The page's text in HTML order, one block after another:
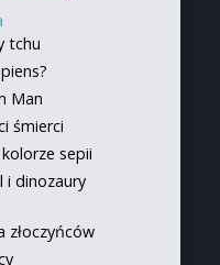
tchu
Man
śmierci
sepii
i dinozaury
złoczyńców